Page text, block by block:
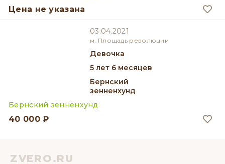
Цена не указана
03.04.2021
м. Площадь революции
девочка
5 лет 6 месяцев
Бернский
зенненхунд
Бернский зенненхунд
40 000 ₽
ZVERO.RU